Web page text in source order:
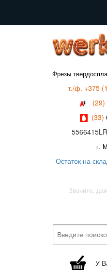
Фрезы
т./ф. +375
(29)
(33)
г.
Остаток на
Звоните,
Форма
У